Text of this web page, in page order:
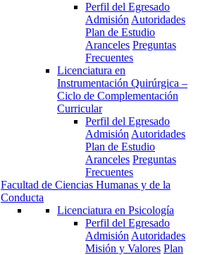
Perfil del Egresado
Admisión Autoridades
Plan de Estudio
Aranceles Preguntas
Frecuentes
Licenciatura en
Instrumentación Quirúrgica –
Ciclo de Complementación
Curricular
Perfil del Egresado
Admisión Autoridades
Plan de Estudio
Aranceles Preguntas
Frecuentes
Facultad de Ciencias Humanas y de la
Conducta
Licenciatura en Psicología
Perfil del Egresado
Admisión Autoridades
Misión y Valores Plan